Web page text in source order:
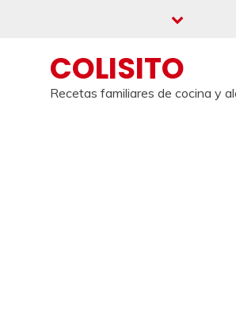
COLISITO
Recetas familiares de cocina y